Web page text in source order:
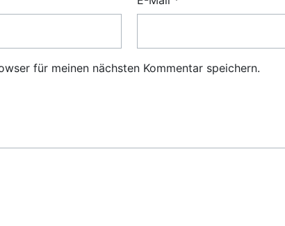
für meinen nächsten Kommentar speichern.